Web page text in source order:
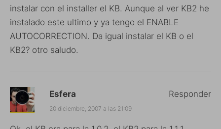
instalar con el installer el KB. Aunque al ver KB2 he
instalado este ultimo y ya tengo el ENABLE
AUTOCORRECTION. Da igual instalar el KB o el
KB2? otro saludo.
Esfera
20 diciembre, 2007 a las 21:09
Responder